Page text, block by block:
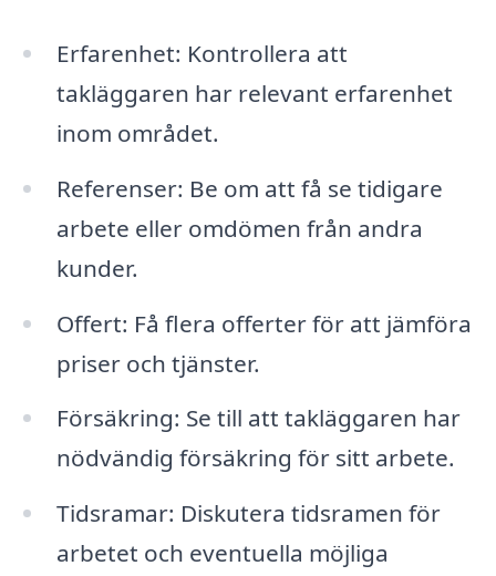
Erfarenhet: Kontrollera att
takläggaren har relevant erfarenhet
inom området.
Referenser: Be om att få se tidigare
arbete eller omdömen från andra
kunder.
Offert: Få flera offerter för att jämföra
priser och tjänster.
Försäkring: Se till att takläggaren har
nödvändig försäkring för sitt arbete.
Tidsramar: Diskutera tidsramen för
arbetet och eventuella möjliga